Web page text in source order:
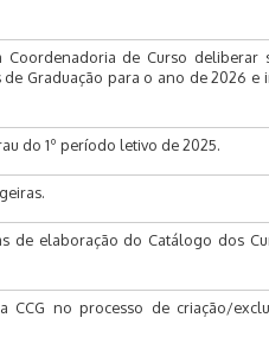
de Curso deliberar
Graduação para o ano de 2026 e
do 1º período letivo de 2025.
de elaboração do Catálogo dos
CCG no processo de criação/